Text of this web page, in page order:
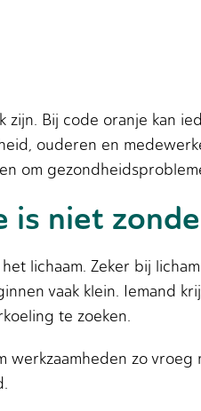
zijn. Bij code oranje kan
ouderen en
om
is niet
lichaam. Zeker bij
vaak klein. Iemand
te zoeken.
werkzaamheden zo